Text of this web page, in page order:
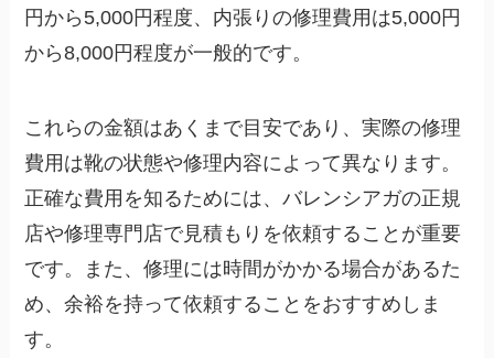
円から5,000円程度、内張りの修理費用は5,000円
から8,000円程度が一般的です。
これらの金額はあくまで目安であり、実際の修理
費用は靴の状態や修理内容によって異なります。
正確な費用を知るためには、バレンシアガの正規
店や修理専門店で見積もりを依頼することが重要
です。また、修理には時間がかかる場合があるた
め、余裕を持って依頼することをおすすめしま
す。